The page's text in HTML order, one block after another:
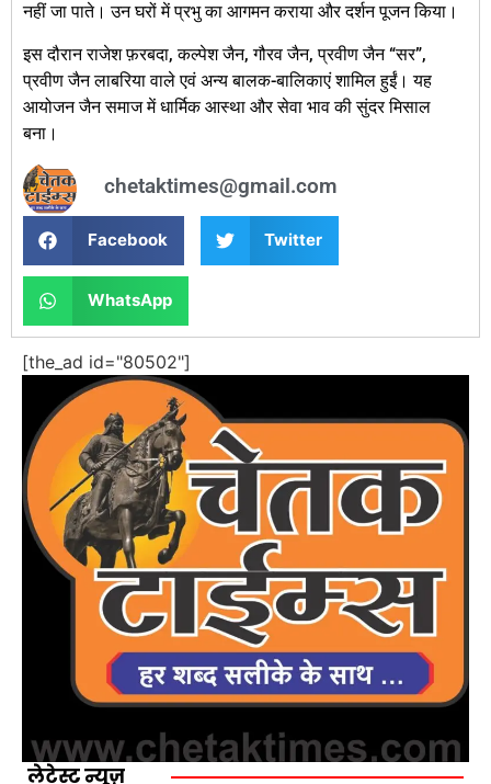
नहीं जा पाते। उन घरों में प्रभु का आगमन कराया और दर्शन पूजन किया।
इस दौरान राजेश फ़रबदा, कल्पेश जैन, गौरव जैन, प्रवीण जैन “सर”,
प्रवीण जैन लाबरिया वाले एवं अन्य बालक-बालिकाएं शामिल हुईं। यह
आयोजन जैन समाज में धार्मिक आस्था और सेवा भाव की सुंदर मिसाल
बना।
chetaktimes@gmail.com
Facebook Twitter
WhatsApp
[the_ad id="80502"]
लेटेस्ट न्यूज़